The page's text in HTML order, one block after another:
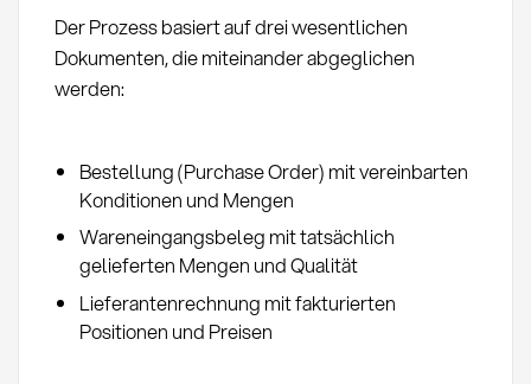
Der Prozess basiert auf drei wesentlichen
Dokumenten, die miteinander abgeglichen
werden:
Bestellung (Purchase Order) mit vereinbarten
Konditionen und Mengen
Wareneingangsbeleg mit tatsächlich
gelieferten Mengen und Qualität
Lieferantenrechnung mit fakturierten
Positionen und Preisen